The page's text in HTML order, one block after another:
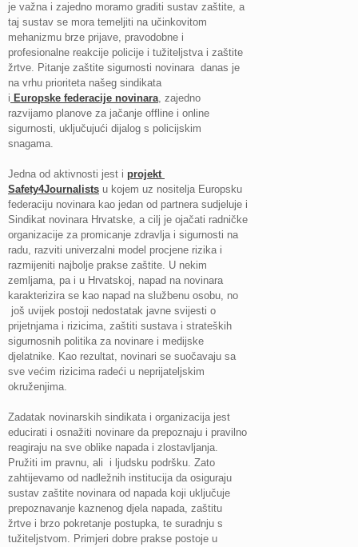
je važna i zajedno moramo graditi sustav zaštite, a
taj sustav se mora temeljiti na učinkovitom
mehanizmu brze prijave, pravodobne i
profesionalne reakcije policije i tužiteljstva i zaštite
žrtve. Pitanje zaštite sigurnosti novinara danas je
na vrhu prioriteta našeg sindikata
i Europske federacije novinara, zajedno
razvijamo planove za jačanje offline i online
sigurnosti, uključujući dijalog s policijskim
snagama.
Jedna od aktivnosti jest i projekt
Safety4Journalists u kojem uz nositelja Europsku
federaciju novinara kao jedan od partnera sudjeluje i
Sindikat novinara Hrvatske, a cilj je ojačati radničke
organizacije za promicanje zdravlja i sigurnosti na
radu, razviti univerzalni model procjene rizika i
razmijeniti najbolje prakse zaštite. U nekim
zemljama, pa i u Hrvatskoj, napad na novinara
karakterizira se kao napad na službenu osobu, no
još uvijek postoji nedostatak javne svijesti o
prijetnjama i rizicima, zaštiti sustava i strateških
sigurnosnih politika za novinare i medijske
djelatnike. Kao rezultat, novinari se suočavaju sa
sve većim rizicima radeći u neprijateljskim
okruženjima.
Zadatak novinarskih sindikata i organizacija jest
educirati i osnažiti novinare da prepoznaju i pravilno
reagiraju na sve oblike napada i zlostavljanja.
Pružiti im pravnu, ali i ljudsku podršku. Zato
zahtijevamo od nadležnih institucija da osiguraju
sustav zaštite novinara od napada koji uključuje
prepoznavanje kaznenog djela napada, zaštitu
žrtve i brzo pokretanje postupka, te suradnju s
tužiteljstvom. Primjeri dobre prakse postoje u